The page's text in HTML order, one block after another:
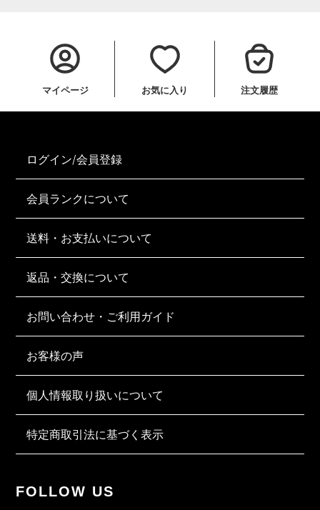
マイページ お気に入り 注文履歴
ログイン/会員登録
会員ランクについて
送料・お支払いについて
返品・交換について
お問い合わせ・ご利用ガイド
お客様の声
個人情報取り扱いについて
特定商取引法に基づく表示
FOLLOW US